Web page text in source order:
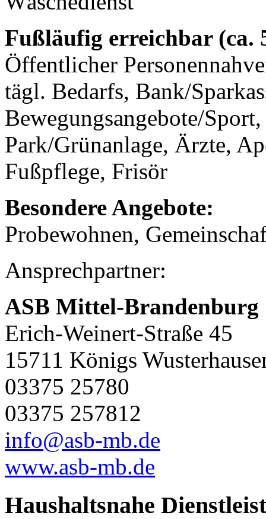
Fußläufig erreichbar (ca.
Öffentlicher
tägl. Bedarfs, Bank/
Bewegungsangebote/
Park/Grünanlage, Ärzte,
Fußpflege, Frisör
Besondere Angebote:
Probewohnen,
Ansprechpartner:
ASB Mittel-Brandenburg
Erich-Weinert-Straße 45
15711 Königs
03375 25780
03375 257812
info@asb-mb.de
www.asb-mb.de
Haushaltsnahe